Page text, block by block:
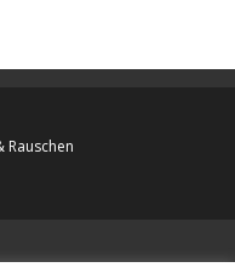
Rauschen